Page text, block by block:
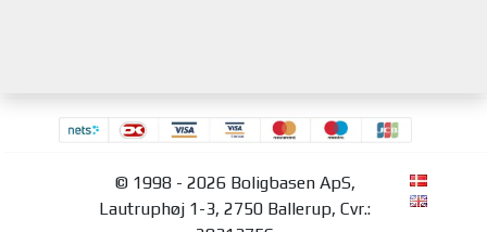
© 1998 - 2026 Boligbasen ApS,
Lautruphøj 1-3, 2750 Ballerup, Cvr.: